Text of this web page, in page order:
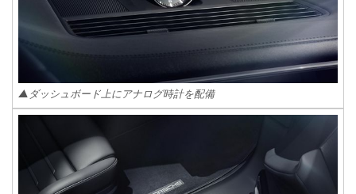
▲ダッシュボード上にアナログ時計を配備